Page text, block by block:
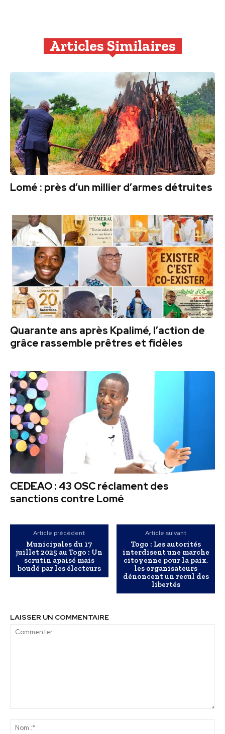
Articles Similaires
Lomé : près d’un millier d’armes détruites
Quarante ans après Kpalimé, l’action de
grâce rassemble prêtres et fidèles
CEDEAO : 43 OSC réclament des
sanctions contre Lomé
Article précédent
Municipales du 17
juillet 2025 au Togo : Un
scrutin apaisé mais
boudé par les électeurs
Article suivant
Togo : Les autorités
interdisent une marche
citoyenne pour la paix,
les organisateurs
dénoncent un recul des
libertés
LAISSER UN COMMENTAIRE